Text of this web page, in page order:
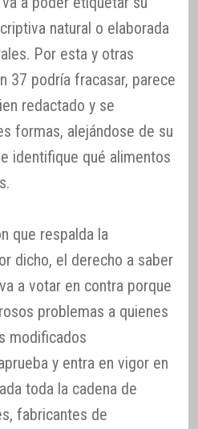
natural o elaborada
Por esta y otras
37 podría fracasar, parece
redactado y se
formas, alejándose de su
identifique qué alimentos
que respalda la
dicho, el derecho a saber
a votar en contra porque
problemas a quienes
modificados
y entra en vigor en
toda la cadena de
fabricantes de